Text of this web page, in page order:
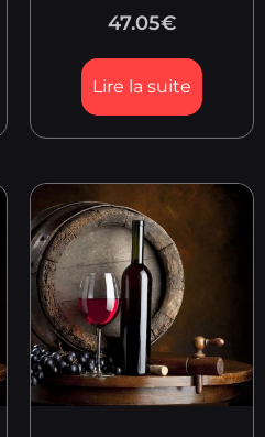
47.05€
Lire la suite